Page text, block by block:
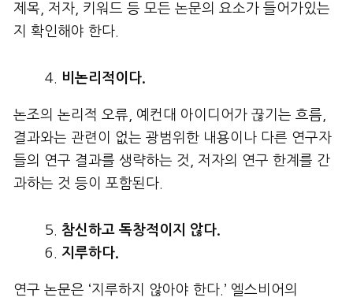
제목, 저자, 키워드 등 모든 논문의 요소가 들어가있는
지 확인해야 한다.
비논리적이다.
논조의 논리적 오류, 예컨대 아이디어가 끊기는 흐름,
결과와는 관련이 없는 광범위한 내용이나 다른 연구자
들의 연구 결과를 생략하는 것, 저자의 연구 한계를 간
과하는 것 등이 포함된다.
참신하고 독창적이지 않다.
지루하다.
연구 논문은 ‘지루하지 않아야 한다.’ 엘스비어의